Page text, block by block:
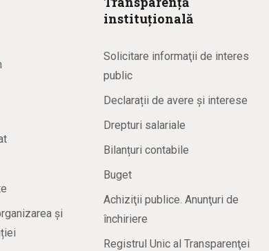
și
instituțională
Solicitare informaţii de interes
public
Declarații de avere și interese
Drepturi salariale
Bilanțuri contabile
Buget
Achiziţii publice. Anunţuri de
închiriere
Registrul Unic al Transparenţei